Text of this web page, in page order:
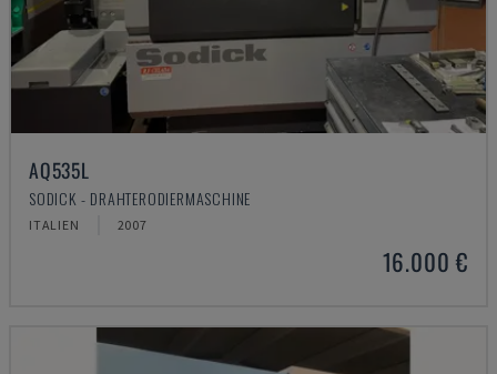
AQ535L
SODICK - DRAHTERODIERMASCHINE
ITALIEN 2007
16.000 €